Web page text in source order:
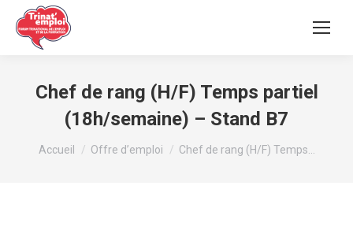
Chef de rang (H/F) Temps partiel
(18h/semaine) – Stand B7
Vous êtes ici :
Accueil Offre d’emploi Chef de rang (H/F) Temps…